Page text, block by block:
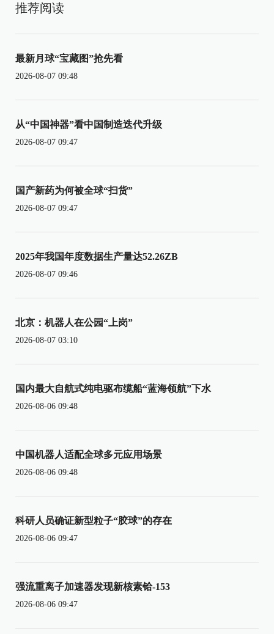
推荐阅读
最新月球“宝藏图”抢先看
2026-08-07 09:48
从“中国神器”看中国制造迭代升级
2026-08-07 09:47
国产新药为何被全球“扫货”
2026-08-07 09:47
2025年我国年度数据生产量达52.26ZB
2026-08-07 09:46
北京：机器人在公园“上岗”
2026-08-07 03:10
国内最大自航式纯电驱布缆船“蓝海领航”下水
2026-08-06 09:48
中国机器人适配全球多元应用场景
2026-08-06 09:48
科研人员确证新型粒子“胶球”的存在
2026-08-06 09:47
强流重离子加速器发现新核素铪-153
2026-08-06 09:47